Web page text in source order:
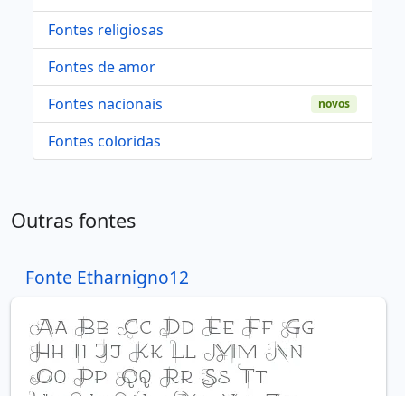
Fontes religiosas
Fontes de amor
Fontes nacionais
novos
Fontes coloridas
Outras fontes
Fonte Etharnigno12